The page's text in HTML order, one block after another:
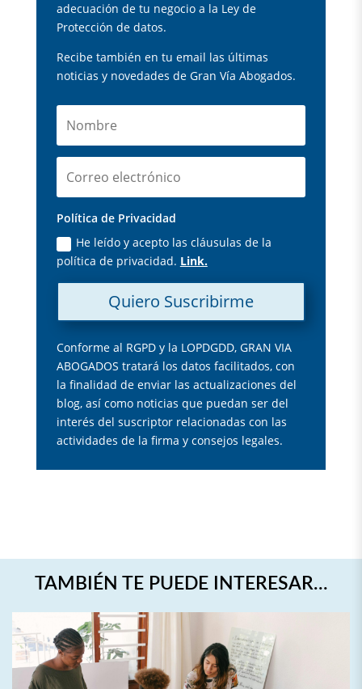
adecuación de tu negocio a la Ley de
Protección de datos.
Recibe también en tu email las últimas
noticias y novedades de Gran Vía Abogados.
Política de Privacidad
He leído y acepto las cláusulas de la
política de privacidad. Link.
Quiero Suscribirme
Conforme al RGPD y la LOPDGDD, GRAN VIA
ABOGADOS tratará los datos facilitados, con
la finalidad de enviar las actualizaciones del
blog, así como noticias que puedan ser del
interés del suscriptor relacionadas con las
actividades de la firma y consejos legales.
TAMBIÉN TE PUEDE INTERESAR…